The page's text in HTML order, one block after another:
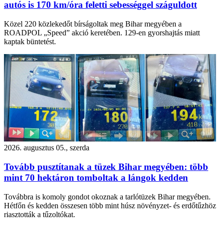
autós is 170 km/óra feletti sebességgel száguldott
Közel 220 közlekedőt bírságoltak meg Bihar megyében a
ROADPOL „Speed” akció keretében. 129-en gyorshajtás miatt
kaptak büntetést.
2026. augusztus 05., szerda
Tovább pusztítanak a tüzek Bihar megyében: több
mint 70 hektáron tomboltak a lángok kedden
Továbbra is komoly gondot okoznak a tarlótüzek Bihar megyében.
Hétfőn és kedden összesen több mint húsz növényzet- és erdőtűzhöz
riasztották a tűzoltókat.